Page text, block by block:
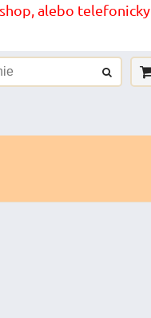
alebo telefonicky.